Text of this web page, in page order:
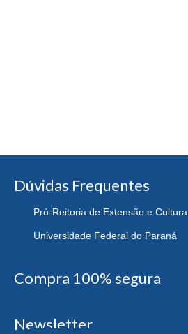
Dúvidas Frequentes
Pró-Reitoria de Extensão e Cultura
Universidade Federal do Paraná
Compra 100% segura
Newsletter